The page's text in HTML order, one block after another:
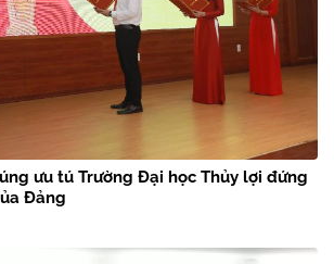
ưu tú Trường Đại học Thủy lợi đứng
Đảng